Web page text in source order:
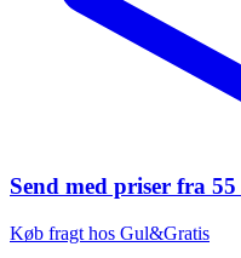
Send med priser fra
Køb fragt hos Gul&Gratis